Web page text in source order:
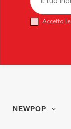
Accetto le
NEWPOP